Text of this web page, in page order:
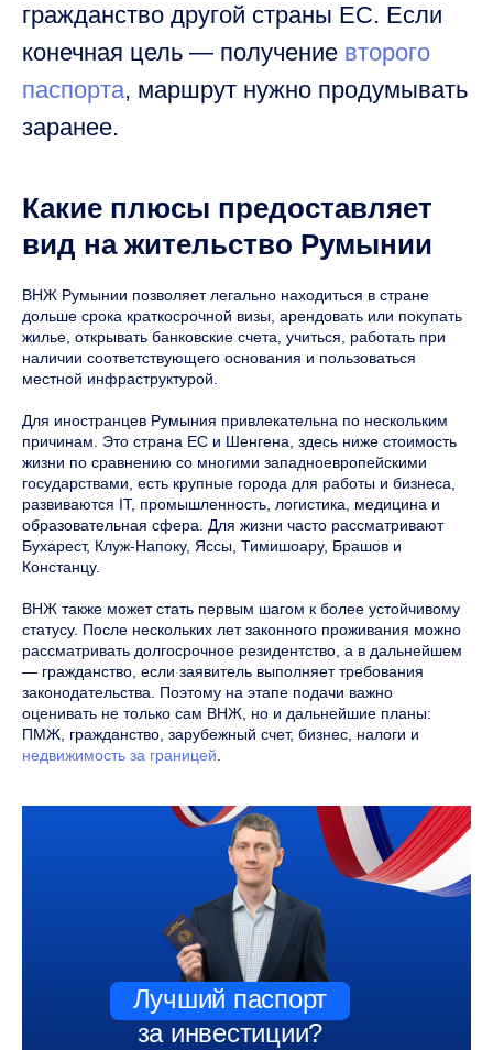
гражданство другой страны ЕС. Если
конечная цель — получение второго
паспорта, маршрут нужно продумывать
заранее.
Какие плюсы предоставляет
вид на жительство Румынии
ВНЖ Румынии позволяет легально находиться в стране
дольше срока краткосрочной визы, арендовать или покупать
жилье, открывать банковские счета, учиться, работать при
наличии соответствующего основания и пользоваться
местной инфраструктурой.
Для иностранцев Румыния привлекательна по нескольким
причинам. Это страна ЕС и Шенгена, здесь ниже стоимость
жизни по сравнению со многими западноевропейскими
государствами, есть крупные города для работы и бизнеса,
развиваются IT, промышленность, логистика, медицина и
образовательная сфера. Для жизни часто рассматривают
Бухарест, Клуж-Напоку, Яссы, Тимишоару, Брашов и
Констанцу.
ВНЖ также может стать первым шагом к более устойчивому
статусу. После нескольких лет законного проживания можно
рассматривать долгосрочное резидентство, а в дальнейшем
— гражданство, если заявитель выполняет требования
законодательства. Поэтому на этапе подачи важно
оценивать не только сам ВНЖ, но и дальнейшие планы:
ПМЖ, гражданство, зарубежный счет, бизнес, налоги и
недвижимость за границей
Лучший паспорт
за инвестиции?